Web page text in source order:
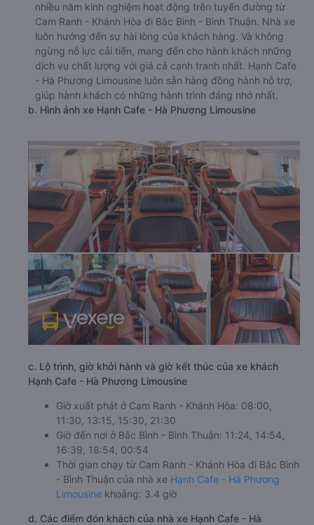
nhiều năm kinh nghiệm hoạt động trên tuyến đường từ
Cam Ranh - Khánh Hòa đi Bắc Bình - Bình Thuận. Nhà xe
luôn hướng đến sự hài lòng của khách hàng. Và không
ngừng nỗ lực cải tiến, mang đến cho hành khách những
dịch vụ chất lượng với giá cả cạnh tranh nhất. Hạnh Cafe
- Hà Phương Limousine luôn sẵn hàng đồng hành hỗ trợ,
giúp hành khách có những hành trình đáng nhớ nhất.
b. Hình ảnh xe Hạnh Cafe - Hà Phương Limousine
c. Lộ trình, giờ khởi hành và giờ kết thúc của xe khách
Hạnh Cafe - Hà Phương Limousine
Giờ xuất phát ở Cam Ranh - Khánh Hòa: 08:00,
11:30, 13:15, 15:30, 21:30
Giờ đến nơi ở Bắc Bình - Bình Thuận: 11:24, 14:54,
16:39, 18:54, 00:54
Thời gian chạy từ Cam Ranh - Khánh Hòa đi Bắc Bình
- Bình Thuận của nhà xe Hạnh Cafe - Hà Phương
Limousine khoảng: 3.4 giờ
d. Các điểm đón khách của nhà xe Hạnh Cafe - Hà